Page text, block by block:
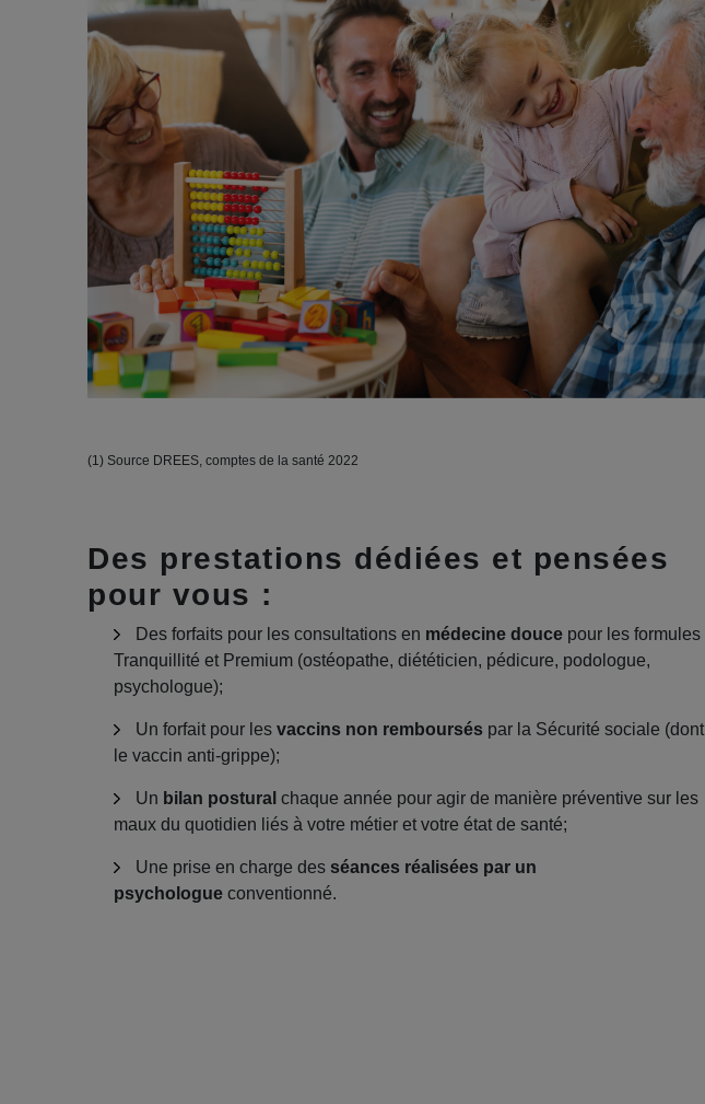
(1) Source DREES, comptes de la santé 2022
Des prestations dédiées et pensées
pour vous :
Des forfaits pour les consultations en médecine douce pour les formules
Tranquillité et Premium (ostéopathe, diététicien, pédicure, podologue,
psychologue);
Un forfait pour les vaccins non remboursés par la Sécurité sociale (dont
le vaccin anti-grippe);
Un bilan postural chaque année pour agir de manière préventive sur les
maux du quotidien liés à votre métier et votre état de santé;
Une prise en charge des séances réalisées par un
psychologue conventionné.